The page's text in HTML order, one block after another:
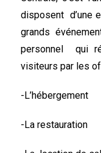
disposent d’une
grands
personnel qui
visiteurs par les
-L’hébergement
-La restauration